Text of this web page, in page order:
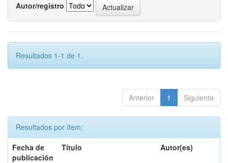
Autor/registro
Resultados 1-1 de 1.
Anterior 1 Siguiente
Resultados por ítem:
Fecha de
publicación
Título Autor(es)